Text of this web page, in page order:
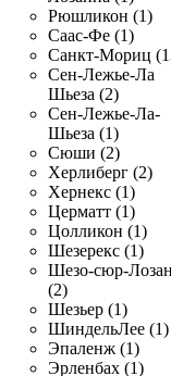
Рюшликон (1)
Саас-Фе (1)
Санкт-Мориц
Сен-Лежье-Ла
Шьеза (2)
Сен-Лежье-Ла-
Шьеза (1)
Сюши (2)
Херлиберг (2)
Хернекс (1)
Церматт (1)
Цолликон (1)
Шезерекс (1)
Шезо-сюр-
(2)
Шезьер (1)
ШиндельЛее (1)
Эпаленж (1)
Эрленбах (1)